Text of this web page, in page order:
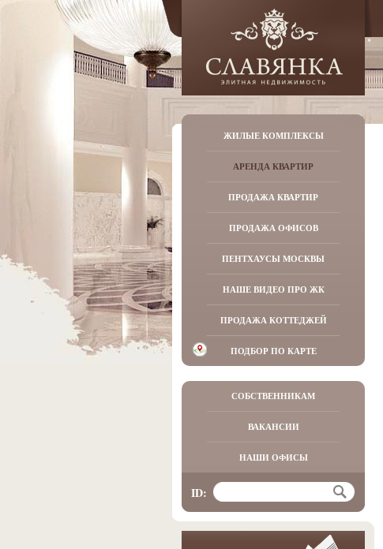
ЖИЛЫЕ КОМПЛЕКСЫ
АРЕНДА КВАРТИР
ПРОДАЖА КВАРТИР
ПРОДАЖА ОФИСОВ
ПЕНТХАУСЫ МОСКВЫ
НАШЕ ВИДЕО ПРО ЖК
ПРОДАЖА КОТТЕДЖЕЙ
ПОДБОР ПО КАРТЕ
СОБСТВЕННИКАМ
ВАКАНСИИ
НАШИ ОФИСЫ
ID: